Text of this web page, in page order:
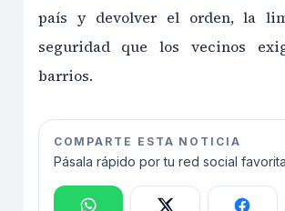
país y devolver el orden, la
seguridad que los vecinos
barrios.
COMPARTE ESTA NOTICIA
Pásala rápido por tu red social